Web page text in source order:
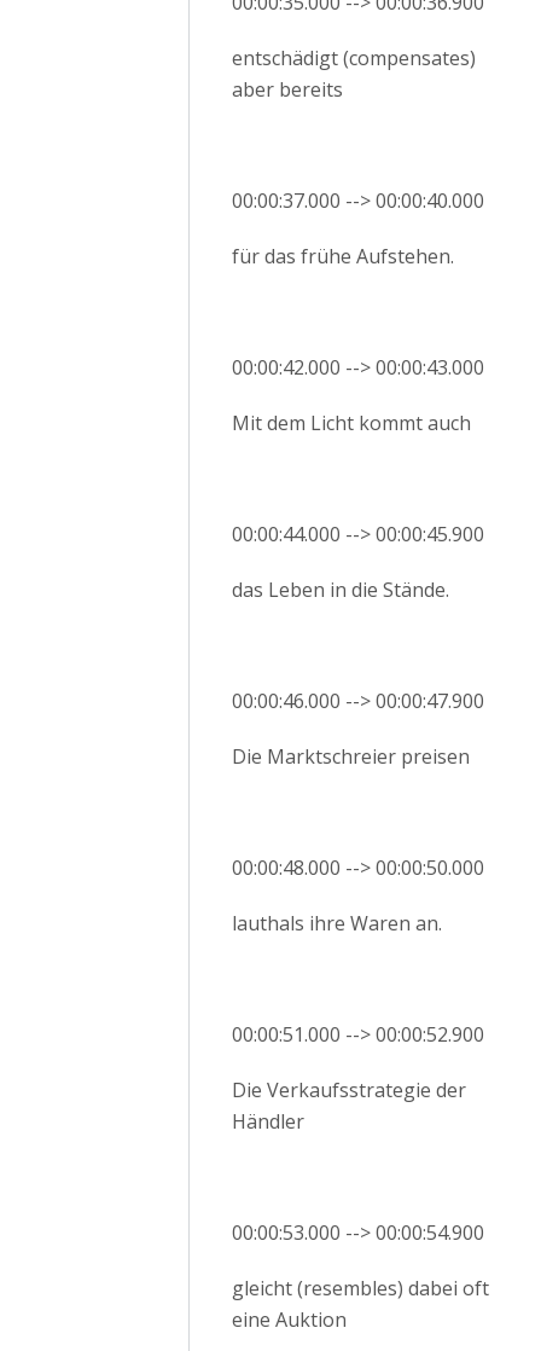
entschädigt (compensates)
aber bereits
00:00:37.000 --> 00:00:40.000
für das frühe Aufstehen.
00:00:42.000 --> 00:00:43.000
Mit dem Licht kommt auch
00:00:44.000 --> 00:00:45.900
das Leben in die Stände.
00:00:46.000 --> 00:00:47.900
Die Marktschreier preisen
00:00:48.000 --> 00:00:50.000
lauthals ihre Waren an.
00:00:51.000 --> 00:00:52.900
Die Verkaufsstrategie der
Händler
00:00:53.000 --> 00:00:54.900
gleicht (resembles) dabei oft
eine Auktion